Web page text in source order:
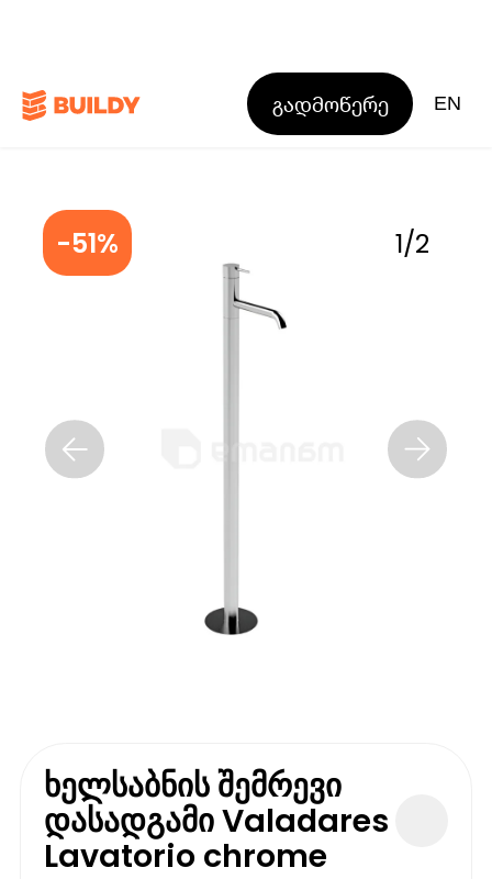
გადმოწერე EN
-51% 1/2
ხელსაბნის შემრევი
დასადგამი Valadares
Lavatorio chrome